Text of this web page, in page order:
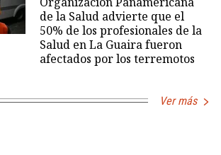
de la Salud advierte que el
50% de los profesionales de la
Salud en La Guaira fueron
afectados por los terremotos
Ver más